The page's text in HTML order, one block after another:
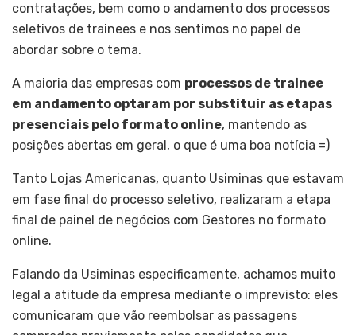
contratações, bem como o andamento dos processos
seletivos de trainees e nos sentimos no papel de
abordar sobre o tema.
A maioria das empresas com processos de trainee
em andamento optaram por substituir as etapas
presenciais pelo formato online, mantendo as
posições abertas em geral, o que é uma boa notícia =)
Tanto Lojas Americanas, quanto Usiminas que estavam
em fase final do processo seletivo, realizaram a etapa
final de painel de negócios com Gestores no formato
online.
Falando da Usiminas especificamente, achamos muito
legal a atitude da empresa mediante o imprevisto: eles
comunicaram que vão reembolsar as passagens